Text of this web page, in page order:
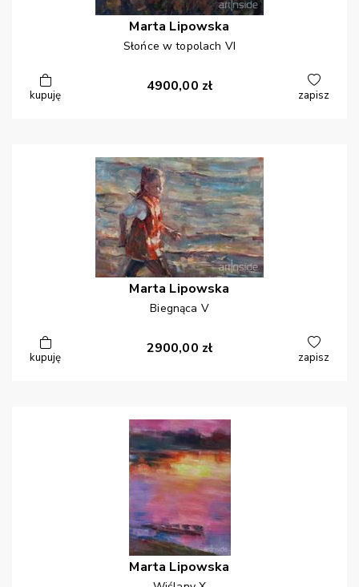
Marta Lipowska
Słońce w topolach VI
kupuję
4900,00 zł
zapisz
Marta Lipowska
Biegnąca V
kupuję
2900,00 zł
zapisz
Marta Lipowska